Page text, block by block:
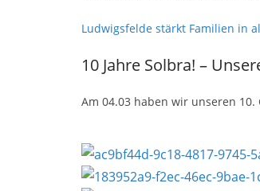
Ludwigsfelde stärkt Familien in
10 Jahre Solbra! –
Am 04.03 haben wir unseren